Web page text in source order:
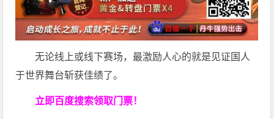
无论线上或线下赛场，最激励人心的就是见证国人
于世界舞台斩获佳绩了。
立即百度搜索领取门票！